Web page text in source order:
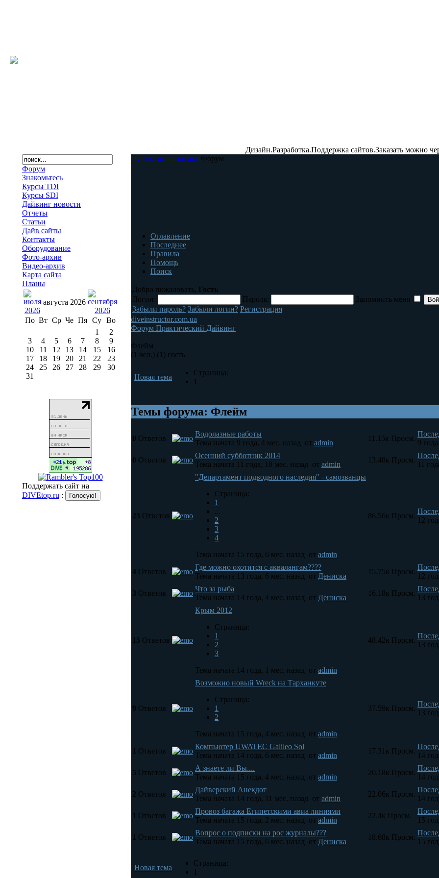
Форум
Знакомьтесь
Курсы TDI
Курсы SDI
Дайвинг новости
Отчеты
Статьи
Дайв сайты
Контакты
Оборудование
Фото-архив
Видео-архив
Карта сайта
Планы
августа 2026
По Вт Ср Че Пя Су Во
1
2
3
4 5 6 7 8
9
10
11 12 13 14 15
16
17
18 19 20 21 22
23
24
25 26 27 28 29
30
31
Поддержать сайт на
DIVEtop.ru :
Дизайн.Разработка.Поддержка сайтов.Заказать можно
diveinstructor.com.ua Форум
Оглавление
Последнее
Правила
Помощь
Поиск
Добро пожаловать, Гость
Логин:
Пароль:
Запомнить меня
Забыли пароль? Забыли логин? Регистрация
diveinstructor.com.ua
Форум Практический Дайвинг
Флейм
(1 чел.) (1) гость
Новая тема
Страница:
1
Темы форума: Флейм
0 Ответов
Водолазные работы
Тема начата 9 года, 4 мес. назад от admin
11.15к Просм.
9
0 Ответов
Осенний субботник 2014
Тема начата 11 года, 10 мес. назад от admin
13.48к Просм.
11
23 Ответов
"Департамент подводного наследия" - самозванцы
Страница:
1
...
2
3
4
Тема начата 15 года, 6 мес. назад от admin
86.56к Просм.
12
4 Ответов
Где можно охотится с аквалангам????
Тема начата 13 года, 6 мес. назад от Дениска
15.75к Просм.
12
3 Ответов
Что за рыба
Тема начата 14 года, 4 мес. назад от Дениска
16.18к Просм.
13
15 Ответов
Крым 2012
Страница:
1
2
3
Тема начата 14 года, 1 мес. назад от admin
48.42к Просм.
13
9 Ответов
Возможно новый Wreck на Тарханкуте
Страница:
1
2
Тема начата 15 года, 4 мес. назад от admin
37.59к Просм.
13
1 Ответов
Компьютер UWATEC Galileo Sol
Тема начата 14 года, 6 мес. назад от admin
17.31к Просм.
14
5 Ответов
А знаете ли Вы....
Тема начата 15 года, 4 мес. назад от admin
20.18к Просм.
14
2 Ответов
Дайверский Анекдот
Тема начата 14 года, 11 мес. назад от admin
22.06к Просм.
14
1 Ответов
Провоз багажа Египетскими авиа линиями
Тема начата 15 года, 2 мес. назад от admin
22.4к Просм.
15
1 Ответов
Вопрос о подписки на рос журналы???
Тема начата 15 года, 6 мес. назад от Дениска
18.68к Просм.
15
Новая тема
Страница:
1